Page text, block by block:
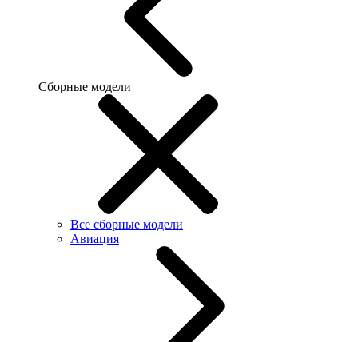
Сборные модели
Все сборные модели
Авиация